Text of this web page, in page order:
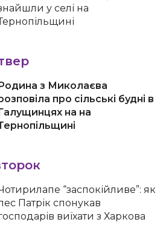
у селі на
з Миколаєва
про сільські будні в
на на
“заспокійливе”: як
Патрік спонукав
виїхати з Харкова